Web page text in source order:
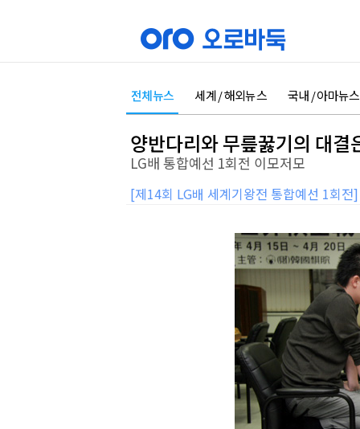
전체뉴스 세계 / 해외뉴스 국내 / 아마뉴스
양반다리와 무릎꿇기의 대결
LG배 통합예선 1회전 이모저모
[제14회 LG배 세계기왕전 통합예선 1회전]